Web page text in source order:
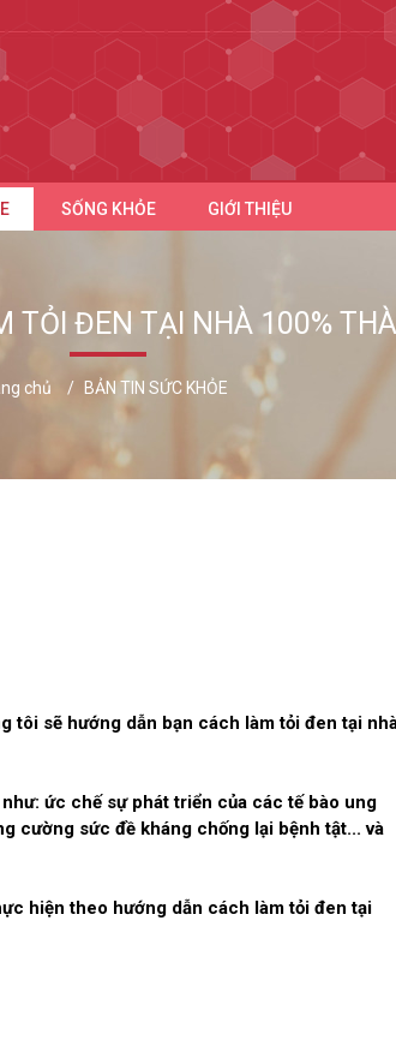
SỐNG KHỎE GIỚI THIỆU
TỎI ĐEN TẠI NHÀ 100%
chủ BẢN TIN SỨC KHỎE
tôi sẽ hướng dẫn bạn cách làm tỏi đen tại
ức chế sự phát triển của các tế bào ung
cường sức đề kháng chống lại bệnh tật... và
hiện theo hướng dẫn cách làm tỏi đen tại